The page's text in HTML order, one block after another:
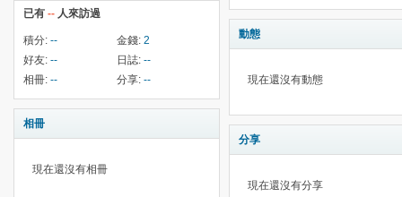
已有 -- 人來訪過
積分: -- 金錢: 2
好友: -- 日誌: --
相冊: -- 分享: --
相冊
現在還沒有相冊
動態
現在還沒有動態
分享
現在還沒有分享